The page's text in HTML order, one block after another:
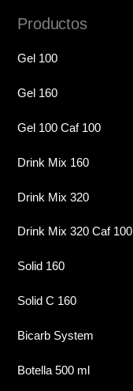
Productos
Gel 100
Gel 160
Gel 100 Caf 100
Drink Mix 160
Drink Mix 320
Drink Mix 320 Caf 100
Solid 160
Solid C 160
Bicarb System
Botella 500 ml